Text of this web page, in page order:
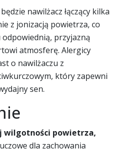
nawilżacz łączący kilka
z jonizacją powietrza, co
przyjazną
atmosferę. Alergicy
o nawilżaczu z
który zapewni
sen.
wilgotności powietrza,
dla zachowania